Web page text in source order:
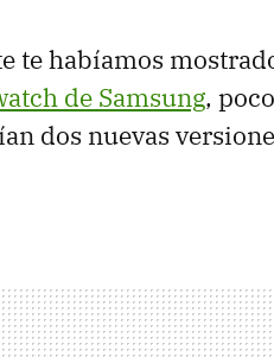
te habíamos
de Samsung,
dos nuevas